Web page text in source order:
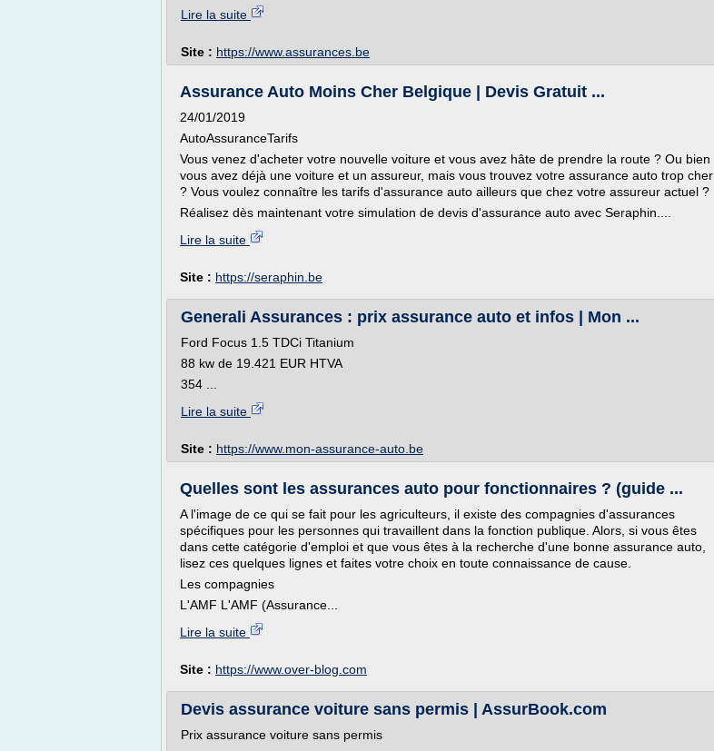
Lire la suite
Site : https://www.assurances.be
Assurance Auto Moins Cher Belgique | Devis Gratuit ...
24/01/2019
AutoAssuranceTarifs
Vous venez d'acheter votre nouvelle voiture et vous avez hâte de prendre la route ? Ou bien
vous avez déjà une voiture et un assureur, mais vous trouvez votre assurance auto trop cher
? Vous voulez connaître les tarifs d'assurance auto ailleurs que chez votre assureur actuel ?
Réalisez dès maintenant votre simulation de devis d'assurance auto avec Seraphin....
Lire la suite
Site : https://seraphin.be
Generali Assurances : prix assurance auto et infos | Mon ...
Ford Focus 1.5 TDCi Titanium
88 kw de 19.421 EUR HTVA
354 ...
Lire la suite
Site : https://www.mon-assurance-auto.be
Quelles sont les assurances auto pour fonctionnaires ? (guide ...
A l'image de ce qui se fait pour les agriculteurs, il existe des compagnies d'assurances
spécifiques pour les personnes qui travaillent dans la fonction publique. Alors, si vous êtes
dans cette catégorie d'emploi et que vous êtes à la recherche d'une bonne assurance auto,
lisez ces quelques lignes et faites votre choix en toute connaissance de cause.
Les compagnies
L'AMF L'AMF (Assurance...
Lire la suite
Site : https://www.over-blog.com
Devis assurance voiture sans permis | AssurBook.com
Prix assurance voiture sans permis